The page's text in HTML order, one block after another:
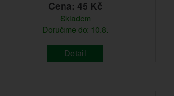
Cena: 45 Kč
Skladem
Doručíme do: 10.8.
Detail